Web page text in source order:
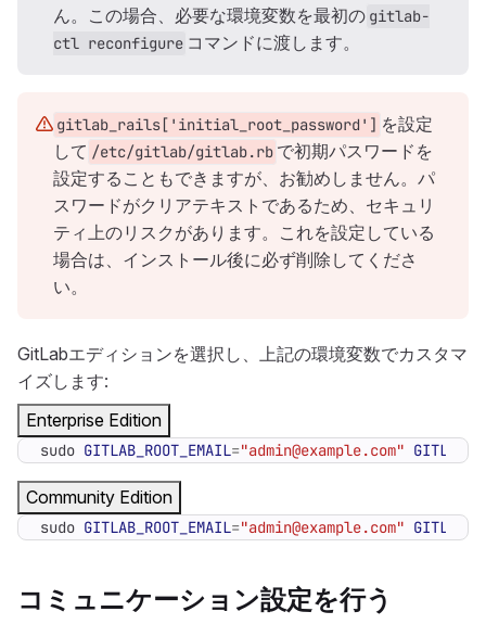
ん。この場合、必要な環境変数を最初の gitlab-
ctl reconfigure コマンドに渡します。
gitlab_rails['initial_root_password'] を設定
して /etc/gitlab/gitlab.rb で初期パスワードを
設定することもできますが、お勧めしません。パ
スワードがクリアテキストであるため、セキュリ
ティ上のリスクがあります。これを設定している
場合は、インストール後に必ず削除してくださ
い。
GitLabエディションを選択し、上記の環境変数でカスタマ
イズします:
Enterprise Edition
sudo GITLAB_ROOT_EMAIL="admin@example.com"
Community Edition
sudo GITLAB_ROOT_EMAIL="admin@example.com"
コミュニケーション設定を行う